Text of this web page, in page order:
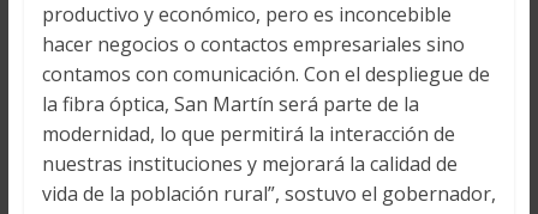
productivo y económico, pero es inconcebible
hacer negocios o contactos empresariales sino
contamos con comunicación. Con el despliegue de
la fibra óptica, San Martín será parte de la
modernidad, lo que permitirá la interacción de
nuestras instituciones y mejorará la calidad de
vida de la población rural”, sostuvo el gobernador,